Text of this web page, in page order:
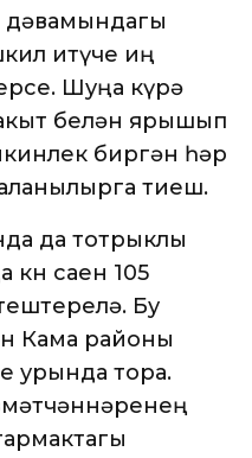
итүче иң
Шуңа күрә
белән ярышып
биргән һәр
тиеш.
да тотрыклы
саен 105
Бу
Кама районы
урында тора.